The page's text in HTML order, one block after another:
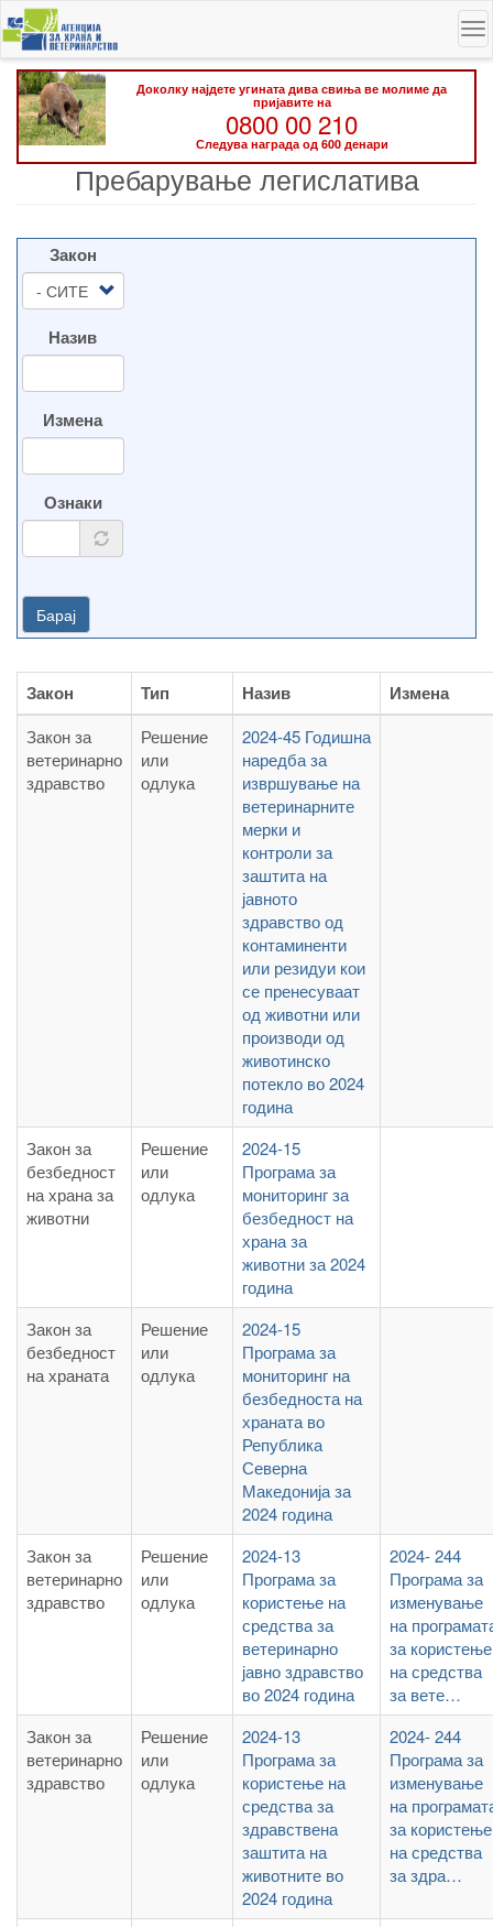
Skip
to
main
content
Доколку најдете угината дива свиња ве молиме да
пријавите на
0800 00 210
Следува награда од 600 денари
Пребарување легислатива
Закон
Назив
Измена
Ознаки
Барај
Закон Тип Назив Измена
Закон за
ветеринарно
здравство
Решение
или
одлука
2024-45 Годишна
наредба за
извршување на
ветеринарните
мерки и
контроли за
заштита на
јавното
здравство од
контаминенти
или резидуи кои
се пренесуваат
од животни или
производи од
животинско
потекло во 2024
година
Закон за
безбедност
на храна за
животни
Решение
или
одлука
2024-15
Програма за
мониторинг за
безбедност на
храна за
животни за 2024
година
Закон за
безбедност
на храната
Решение
или
одлука
2024-15
Програма за
мониторинг на
безбедноста на
храната во
Република
Северна
Македонија за
2024 година
Закон за
ветеринарно
здравство
Решение
или
одлука
2024-13
Програма за
користење на
средства за
ветеринарно
јавно здравство
во 2024 година
2024- 244
Програма за
изменување
на
за користење
на средства
за вете…
Закон за
ветеринарно
здравство
Решение
или
одлука
2024-13
Програма за
користење на
средства за
здравствена
заштита на
животните во
2024 година
2024- 244
Програма за
изменување
на
за користење
на средства
за здра…